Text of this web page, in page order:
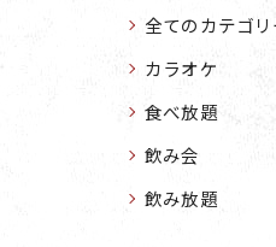
全てのカテゴリ
カラオケ
食べ放題
飲み会
飲み放題